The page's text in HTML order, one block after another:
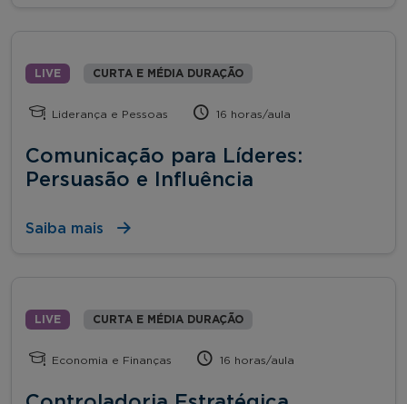
LIVE CURTA E MÉDIA DURAÇÃO
Liderança e Pessoas 16 horas/aula
Comunicação para Líderes:
Persuasão e Influência
Saiba mais
LIVE CURTA E MÉDIA DURAÇÃO
Economia e Finanças 16 horas/aula